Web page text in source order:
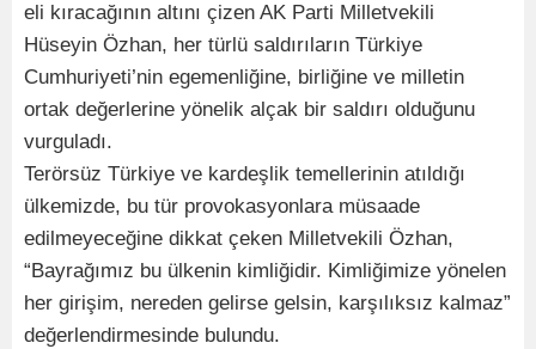
eli kıracağının altını çizen AK Parti Milletvekili
Hüseyin Özhan, her türlü saldırıların Türkiye
Cumhuriyeti’nin egemenliğine, birliğine ve milletin
ortak değerlerine yönelik alçak bir saldırı olduğunu
vurguladı.
Terörsüz Türkiye ve kardeşlik temellerinin atıldığı
ülkemizde, bu tür provokasyonlara müsaade
edilmeyeceğine dikkat çeken Milletvekili Özhan,
“Bayrağımız bu ülkenin kimliğidir. Kimliğimize yönelen
her girişim, nereden gelirse gelsin, karşılıksız kalmaz”
değerlendirmesinde bulundu.